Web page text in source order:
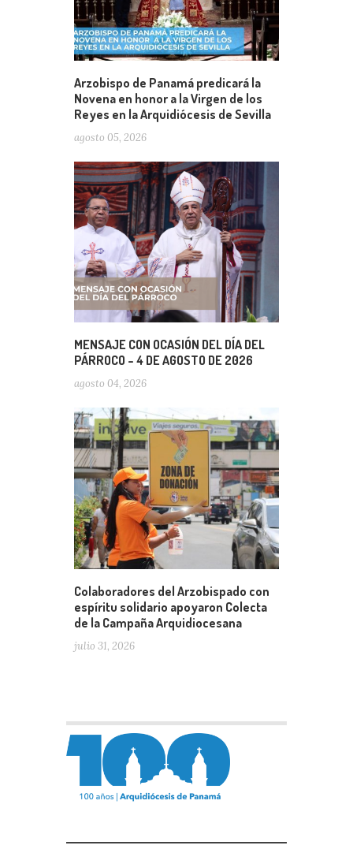
Arzobispo de Panamá predicará la
Novena en honor a la Virgen de los
Reyes en la Arquidiócesis de Sevilla
agosto 05, 2026
MENSAJE CON OCASIÓN DEL DÍA DEL
PÁRROCO – 4 DE AGOSTO DE 2026
agosto 04, 2026
Colaboradores del Arzobispado con
espíritu solidario apoyaron Colecta
de la Campaña Arquidiocesana
julio 31, 2026